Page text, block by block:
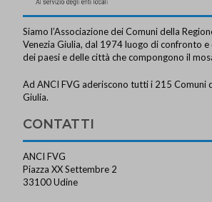
Siamo l’Associazione dei Comuni della
Venezia Giulia, dal 1974 luogo di confronto
dei paesi e delle città che compongono il
Ad ANCI FVG aderiscono tutti i 215 Comuni
Giulia.
CONTATTI
ANCI FVG
Piazza XX Settembre 2
33100 Udine